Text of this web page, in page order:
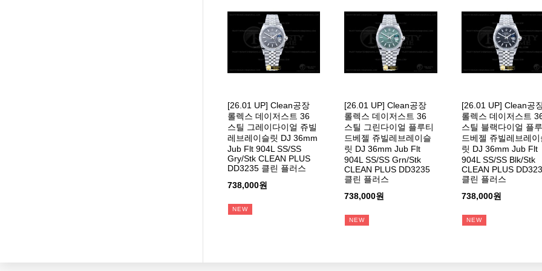
[26.01 UP] Clean공장
롤렉스 데이저스트 36
스틸 그레이다이얼 쥬빌
레브레이슬릿 DJ 36mm
Jub Flt 904L SS/SS
Gry/Stk CLEAN PLUS
DD3235 클린 플러스
738,000원
NEW
[26.01 UP] Clean공장
롤렉스 데이저스트 36
스틸 그린다이얼 플루티
드베젤 쥬빌레브레이슬
릿 DJ 36mm Jub Flt
904L SS/SS Grn/Stk
CLEAN PLUS DD3235
클린 플러스
738,000원
NEW
[26.01 UP] Clean공
롤렉스 데이저스트
스틸 블랙다이얼 플
드베젤 쥬빌레브레이
릿 DJ 36mm Jub Flt
904L SS/SS Blk/Stk
CLEAN PLUS
클린 플러스
738,000원
NEW